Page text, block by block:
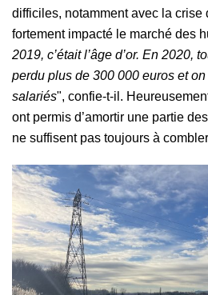
difficiles, notamment avec la crise
fortement impacté le marché des
2019, c’était l’âge d’or. En 2020,
perdu plus de 300 000 euros et
salariés", confie-t-il.
ont permis d’amortir une partie
ne suffisent pas toujours à